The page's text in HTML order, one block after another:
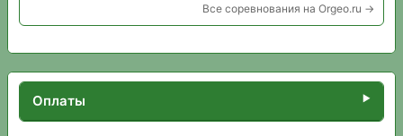
Все соревнования на Orgeo.ru →
Оплаты